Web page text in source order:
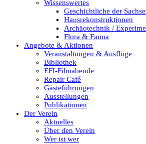
Wissenswertes
Geschichtliche der
Hausrekonstruktionen
Archäotechnik /
Flora & Fauna
Angebote & Aktionen
Veranstaltungen & Ausflüge
Bibliothek
EFI-Filmabende
Repair Café
Gästeführungen
Ausstellungen
Publikationen
Der Verein
Aktuelles
Über den Verein
Wer ist wer